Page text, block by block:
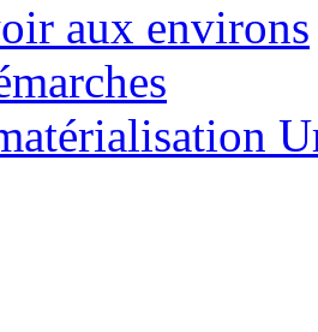
aux environs